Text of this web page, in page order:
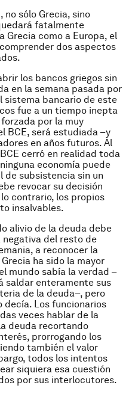
no sólo Grecia, sino
fatalmente
Grecia como a Europa, el
dos aspectos
los bancos griegos sin
en la semana pasada por
sistema bancario de este
fue a un tiempo inepta
por la muy
BCE, será estudiada –y
en años futuros. Al
cerró en realidad toda
economía puede
de subsistencia sin un
revocar su decisión
contrario, los propios
insalvables.
alivio de la deuda debe
del resto de
a reconocer la
ha sido la mayor
mundo sabía la verdad –
saldar enteramente sus
de la deuda–, pero
decía. Los funcionarios
veces hablar de la
deuda recortando
prorrogando los
también el valor
todos los intentos
siquiera esa cuestión
por sus interlocutores.